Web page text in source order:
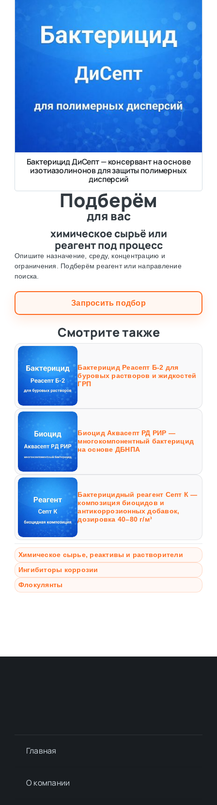
Бактерицид ДиСепт — консервант на основе
изотиазолинонов для защиты полимерных
дисперсий
Подберём
для вас
химическое сырьё или
реагент под процесс
Опишите назначение, среду, концентрацию и
ограничения. Подберём реагент или направление
поиска.
Запросить подбор
Смотрите также
Бактерицид Реасепт Б-2 для
буровых растворов и жидкостей
ГРП
Биоцид Аквасепт РД РИР —
многокомпонентный бактерицид
на основе ДБНПА
Бактерицидный реагент Септ К —
композиция биоцидов и
антикоррозионных добавок,
дозировка 40–80 г/м³
Химическое сырье, реактивы и растворители
Ингибиторы коррозии
Флокулянты
Главная
О компании